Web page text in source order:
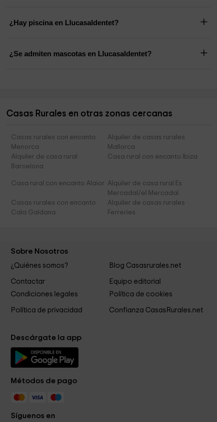
¿Hay piscina en Llucasaldentet?
¿Se admiten mascotas en Llucasaldentet?
Casas Rurales en otras zonas cercanas
Casas rurales con encanto
Menorca
Alquiler de casas rurales
Mallorca
Alquiler de casa rural
Barcelona
Casa rural con encanto Ibiza
Casa rural con encanto Alaior Alquiler de casa rural Es
Mercadal/el Mercadal
Casas rurales con encanto
Cala Galdana
Alquiler de casas rurales
Ferreries
Sobre Nosotros
¿Quiénes somos? Blog Casasrurales.net
Contactar
Equipo editorial
Condiciones legales
Política de cookies
Política de privacidad Confianza CasasRurales.net
Descárgate la app
Métodos de pago
Síguenos en